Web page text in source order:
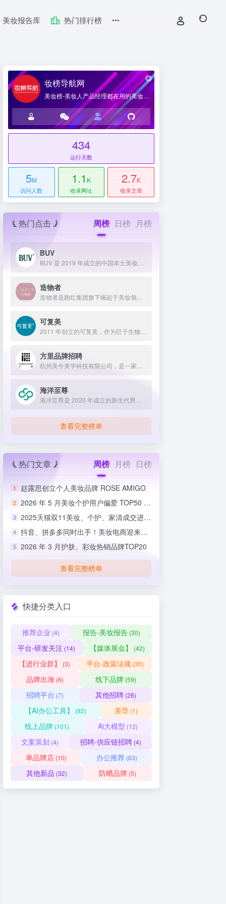
美妆报告库 热门排行榜
妆榜导航网
美妆榜-美妆人产品经理都在用的美妆产业导航网站
434
运行天数
5M
访问人数
1.1 K
收录网址
2.7K
收录文章
热门点击 周榜 日榜 月榜
BUV
造物者
可复美
方里品牌招聘
海洋至尊
查看完整榜单
热门文章 周榜 月榜 日榜
1 赵露思创立个人美妆品牌 ROSE AMIGO
2 2026 年 5 月美妆个护用户偏爱 TOP50 榜单出炉
3 2025天猫双11美妆、个护、家清成交进度排行榜
4 抖音、拼多多同时出手！美妆电商迎来史上最严整治
5 2026 年 3 月护肤、彩妆热销品牌TOP20
查看完整榜单
快捷分类入口
推荐企业 (4) 报告-美妆报告 (30)
平台-研发关注 (14) 【媒体展会】 (42)
【进行业群】 (3) 平台-政策法规 (30)
品牌出海 (6) 线下品牌(59)
招聘平台 (7) 其他招聘(28)
【AI办公工具】 (92) 美导 (1)
线上品牌 (101) Ai大模型 (12)
文案策划 (4) 招聘-供应链招聘(4)
单品牌店(10) 办公推荐(63)
其他新品 (32) 防晒品牌 (5)